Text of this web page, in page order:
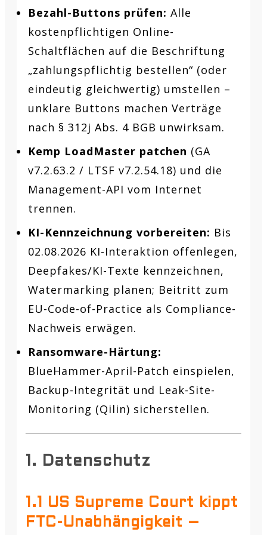
Bezahl-Buttons prüfen: Alle
kostenpflichtigen Online-
Schaltflächen auf die Beschriftung
„zahlungspflichtig bestellen“ (oder
eindeutig gleichwertig) umstellen –
unklare Buttons machen Verträge
nach § 312j Abs. 4 BGB unwirksam.
Kemp LoadMaster patchen (GA
v7.2.63.2 / LTSF v7.2.54.18) und die
Management-API vom Internet
trennen.
KI-Kennzeichnung vorbereiten: Bis
02.08.2026 KI-Interaktion offenlegen,
Deepfakes/KI-Texte kennzeichnen,
Watermarking planen; Beitritt zum
EU-Code-of-Practice als Compliance-
Nachweis erwägen.
Ransomware-Härtung:
BlueHammer-April-Patch einspielen,
Backup-Integrität und Leak-Site-
Monitoring (Qilin) sicherstellen.
1. Datenschutz
1.1 US Supreme Court kippt
FTC-Unabhängigkeit –